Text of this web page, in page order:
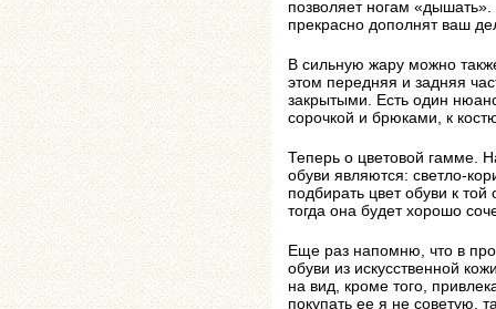
позволяет ногам
прекрасно дополнят ваш
В сильную жару можно
этом передняя и задняя
закрытыми. Есть один
сорочкой и брюками, к
Теперь о цветовой гамме.
обуви являются: светло-
подбирать цвет обуви к
тогда она будет хорошо
Еще раз напомню, что в
обуви из искусственной
на вид, кроме того,
покупать ее я не советую,